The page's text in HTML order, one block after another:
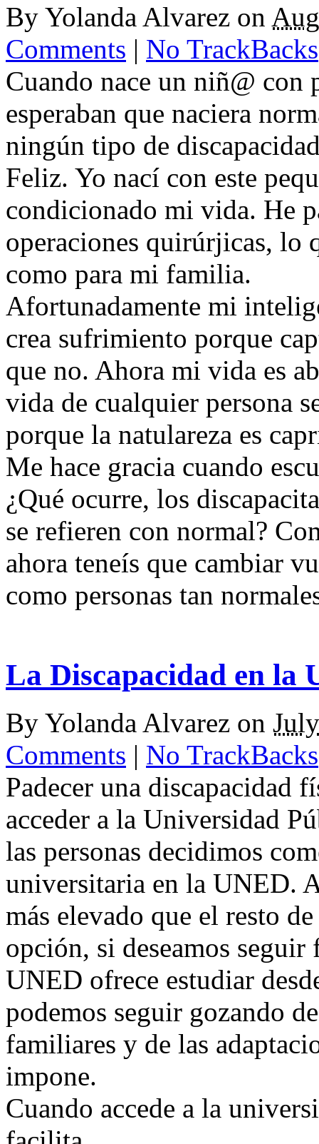
By Yolanda Alvarez on
Comments | No TrackBacks
Cuando nace un niñ@ con
esperaban que naciera
ningún tipo de
Feliz. Yo nací con este
condicionado mi vida. He
operaciones quirúrjicas, lo
como para mi familia.
Afortunadamente mi
crea sufrimiento porque
que no. Ahora mi vida es
vida de cualquier persona
porque la natulareza es
Me hace gracia cuando
¿Qué ocurre, los
se refieren con normal?
ahora teneís que cambiar
como personas tan
La Discapacidad en la
By Yolanda Alvarez on
Comments | No TrackBacks
Padecer una discapacidad
acceder a la Universidad
las personas decidimos
universitaria en la UNED.
más elevado que el resto
opción, si deseamos
UNED ofrece estudiar
podemos seguir gozando
familiares y de las
impone.
Cuando accede a la